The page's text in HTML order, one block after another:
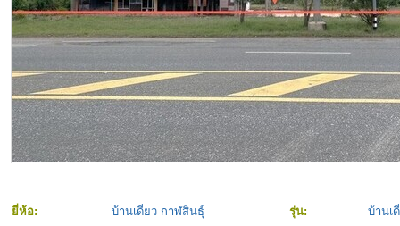
ยี่ห้อ: บ้านเดี่ยว กาฬสินธุ์ รุ่น:
บ้านเ